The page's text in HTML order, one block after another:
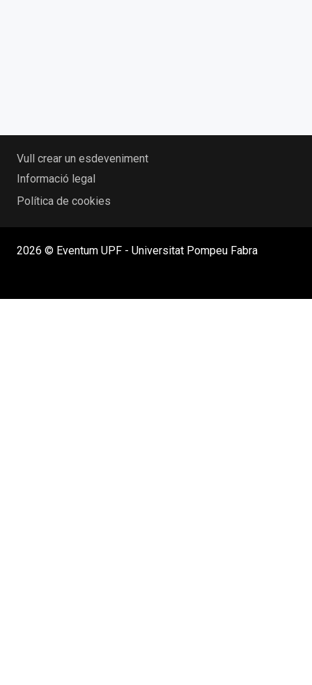
Vull crear un esdeveniment
Informació legal
Política de cookies
2026 © Eventum UPF - Universitat Pompeu Fabra